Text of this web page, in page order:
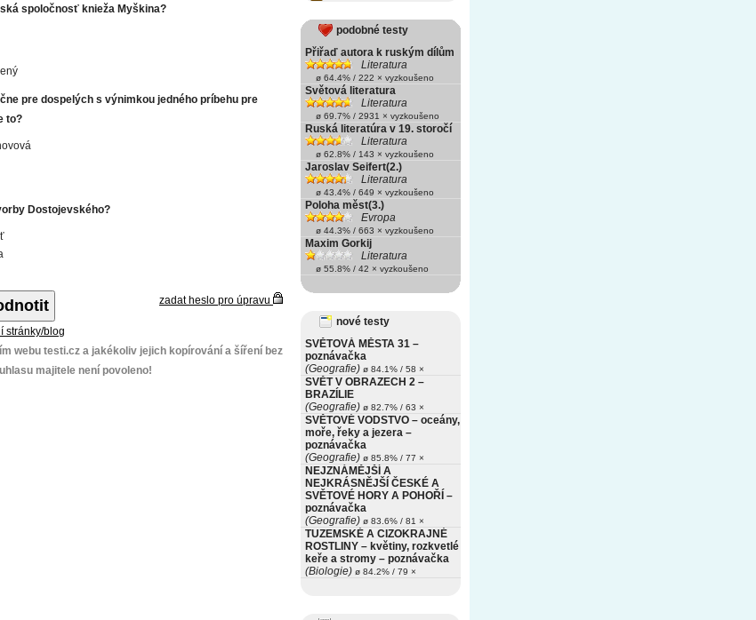
spoločnosť knieža Myškina?
pre dospelých s výnimkou jedného príbehu pre
to?
Dostojevského?
zadat heslo pro úpravu
stránky/blog
webu testi.cz a jakékoliv jejich kopírování a šíření bez
majitele není povoleno!
podobné testy
Přiřaď autora k ruským dílům
Literatura
ø 64.4% / 222 × vyzkoušeno
Světová literatura
Literatura
ø 69.7% / 2931 × vyzkoušeno
Ruská literatúra v 19. storočí
Literatura
ø 62.8% / 143 × vyzkoušeno
Jaroslav Seifert(2.)
Literatura
ø 43.4% / 649 × vyzkoušeno
Poloha měst(3.)
Evropa
ø 44.3% / 663 × vyzkoušeno
Maxim Gorkij
Literatura
ø 55.8% / 42 × vyzkoušeno
nové testy
SVĚTOVÁ MĚSTA 31 –
poznávačka
(Geografie) ø 84.1% / 58 ×
SVĚT V OBRAZECH 2 –
BRAZÍLIE
(Geografie) ø 82.7% / 63 ×
SVĚTOVÉ VODSTVO – oceány,
moře, řeky a jezera –
poznávačka
(Geografie) ø 85.8% / 77 ×
NEJZNÁMĚJŠÍ A
NEJKRÁSNĚJŠÍ ČESKÉ A
SVĚTOVÉ HORY A POHOŘÍ –
poznávačka
(Geografie) ø 83.6% / 81 ×
TUZEMSKÉ A CIZOKRAJNÉ
ROSTLINY – květiny, rozkvetlé
keře a stromy – poznávačka
(Biologie) ø 84.2% / 79 ×